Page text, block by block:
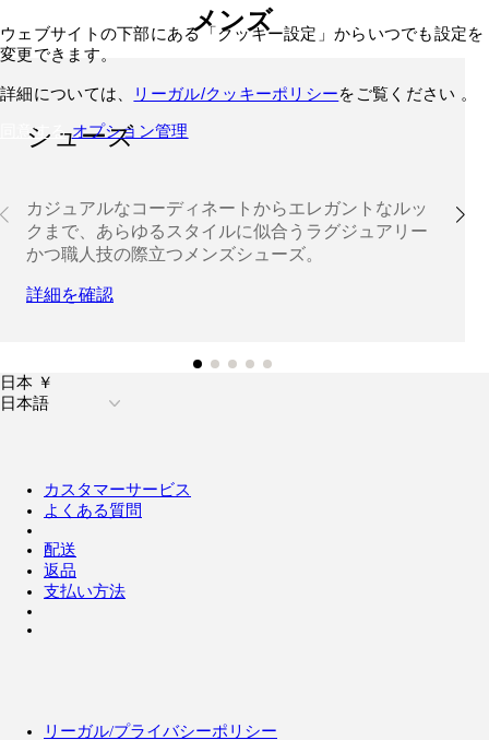
メンズ
シューズ
カジュアルなコーディネートからエレガントなルッ
クまで、あらゆるスタイルに似合うラグジュアリー
かつ職人技の際立つメンズシューズ。
詳細を確認
日本 ￥
日本語
カスタマーサービス
よくある質問
配送
返品
支払い方法
リーガル/プライバシーポリシー
ウェブサイトの下部にある「クッキー設定」からいつでも設定を
変更できます。
詳細については、 リーガル/クッキーポリシーをご覧ください 。
同意する オプション管理